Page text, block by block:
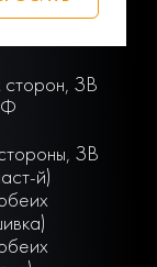
ЗВ
ЗВ
й)